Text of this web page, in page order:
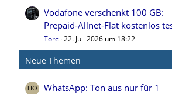
Vodafone verschenkt 100 GB:
Prepaid-Allnet-Flat kostenlos
Torc 22. Juli 2026 um 18:22
Neue Themen
WhatsApp: Ton aus nur für 1